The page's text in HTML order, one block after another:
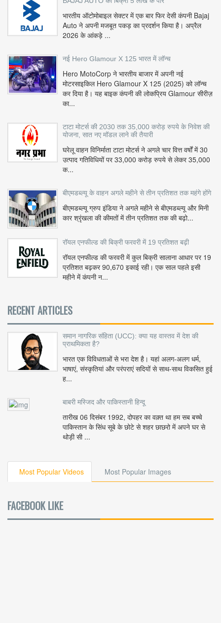
भारतीय ऑटोमोबाइल सेक्टर में एक बार फिर देसी कंपनी Bajaj
Auto ने अपनी मजबूत पकड़ का प्रदर्शन किया है। अप्रैल
2026 के आंकड़े ...
नई Hero Glamour X 125 भारत में लॉन्च
Hero MotoCorp ने भारतीय बाजार में अपनी नई
मोटरसाइकिल Hero Glamour X 125 (2025) को लॉन्च
कर दिया है। यह बाइक कंपनी की लोकप्रिय Glamour सीरीज़
का...
टाटा मोटर्स की 2030 तक 35,000 करोड़ रुपये के निवेश की
योजना, सात नए मॉडल लाने की तैयारी
घरेलू वाहन विनिर्माता टाटा मोटर्स ने अगले चार वित्त वर्षों में 30
उत्पाद गतिविधियों पर 33,000 करोड़ रुपये से लेकर 35,000
क...
बीएमडब्ल्यू के वाहन अगले महीने से तीन प्रतिशत तक महंगे होंगे
बीएमडब्ल्यू ग्रुप इंडिया ने अगले महीने से बीएमडब्ल्यू और मिनी
कार श्रृंखला की कीमतों में तीन प्रतिशत तक की बढ़ो...
रॉयल एनफील्ड की बिक्री फरवरी में 19 प्रतिशत बढ़ी
रॉयल एनफील्ड की फरवरी में कुल बिक्री सालाना आधार पर 19
प्रतिशत बढ़कर 90,670 इकाई रही। एक साल पहले इसी
महीने में कंपनी न...
RECENT ARTICLES
समान नागरिक संहिता (UCC): क्या यह वास्तव में देश की
प्राथमिकता है?
भारत एक विविधताओं से भरा देश है। यहां अलग-अलग धर्म,
भाषाएं, संस्कृतियां और परंपराएं सदियों से साथ-साथ विकसित हुई
ह...
बाबरी मस्जिद और पाकिस्तानी हिन्दू
तारीख 06 दिसंबर 1992, दोपहर का वक़्त था हम सब बच्चे
पाकिस्तान के सिंध सूबे के छोटे से शहर छाछरो में अपने घर से
थोड़ी सी ...
Most Popular Videos Most Popular Images
FACEBOOK LIKE